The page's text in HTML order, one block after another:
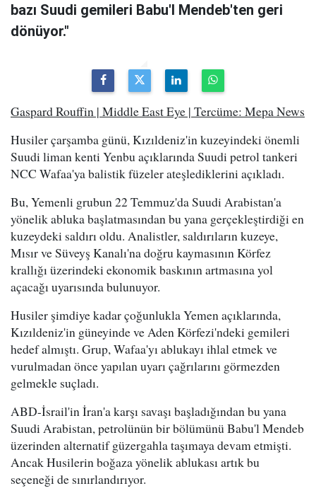
bazı Suudi gemileri Babu'l Mendeb'ten geri
dönüyor."
Gaspard Rouffin | Middle East Eye | Tercüme: Mepa News
Husiler çarşamba günü, Kızıldeniz'in kuzeyindeki önemli
Suudi liman kenti Yenbu açıklarında Suudi petrol tankeri
NCC Wafaa'ya balistik füzeler ateşlediklerini açıkladı.
Bu, Yemenli grubun 22 Temmuz'da Suudi Arabistan'a
yönelik abluka başlatmasından bu yana gerçekleştirdiği en
kuzeydeki saldırı oldu. Analistler, saldırıların kuzeye,
Mısır ve Süveyş Kanalı'na doğru kaymasının Körfez
krallığı üzerindeki ekonomik baskının artmasına yol
açacağı uyarısında bulunuyor.
Husiler şimdiye kadar çoğunlukla Yemen açıklarında,
Kızıldeniz'in güneyinde ve Aden Körfezi'ndeki gemileri
hedef almıştı. Grup, Wafaa'yı ablukayı ihlal etmek ve
vurulmadan önce yapılan uyarı çağrılarını görmezden
gelmekle suçladı.
ABD-İsrail'in İran'a karşı savaşı başladığından bu yana
Suudi Arabistan, petrolünün bir bölümünü Babu'l Mendeb
üzerinden alternatif güzergahla taşımaya devam etmişti.
Ancak Husilerin boğaza yönelik ablukası artık bu
seçeneği de sınırlandırıyor.